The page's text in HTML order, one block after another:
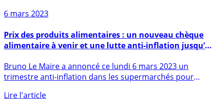
Sur le même sujet
6 mars 2023
alimentaire à venir et une lutte anti-inflation jusqu’à
fin juin 2023
trimestre anti-inflation dans les supermarchés pour